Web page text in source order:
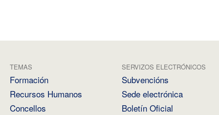
TEMAS
Formación
Recursos Humanos
Concellos
SERVIZOS ELECTRÓNICOS
Subvencións
Sede electrónica
Boletín Oficial